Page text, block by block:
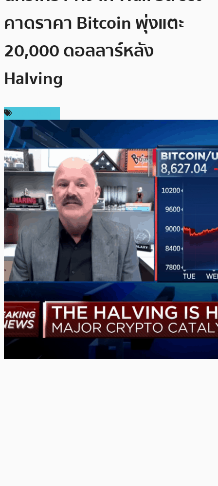
คาดราคา Bitcoin พุ่งแตะ
20,000 ดอลลาร์หลัง
Halving